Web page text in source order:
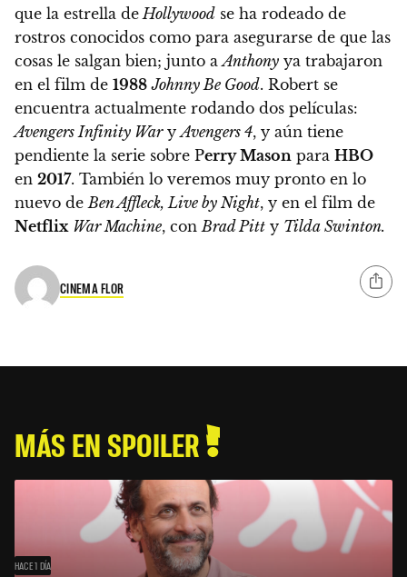
que la estrella de Hollywood se ha rodeado de
rostros conocidos como para asegurarse de que las
cosas le salgan bien; junto aAnthony ya trabajaron
en el film de 1988 Johnny Be Good. Robert se
encuentra actualmente rodando dos películas:
Avengers Infinity WaryAvengers 4, y aún tiene
pendiente la serie sobre Perry Mason para HBO
en 2017. También lo veremos muy pronto en lo
nuevo de Ben Affleck, Live by Night, y en el film de
Netflix War Machine, con Brad Pitt y Tilda Swinton.
CINEMA FLOR
MÁS EN SPOILER
HACE 1 DÍA